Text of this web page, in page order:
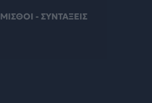
ΜΙΣΘΟΙ - ΣΥΝΤΑΞΕΙΣ